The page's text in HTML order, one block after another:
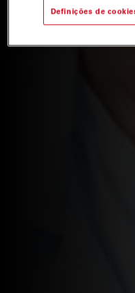
Definições de